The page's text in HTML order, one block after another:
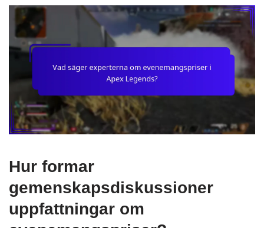
Hur formar
gemenskapsdiskussioner
uppfattningar om